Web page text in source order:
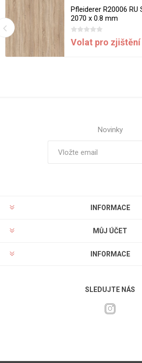
Pfleiderer R20006
2070 x 0.8 mm
Volat pro zjištění
Novinky
INFORMACE
MŮJ ÚČET
INFORMACE
SLEDUJTE NÁS